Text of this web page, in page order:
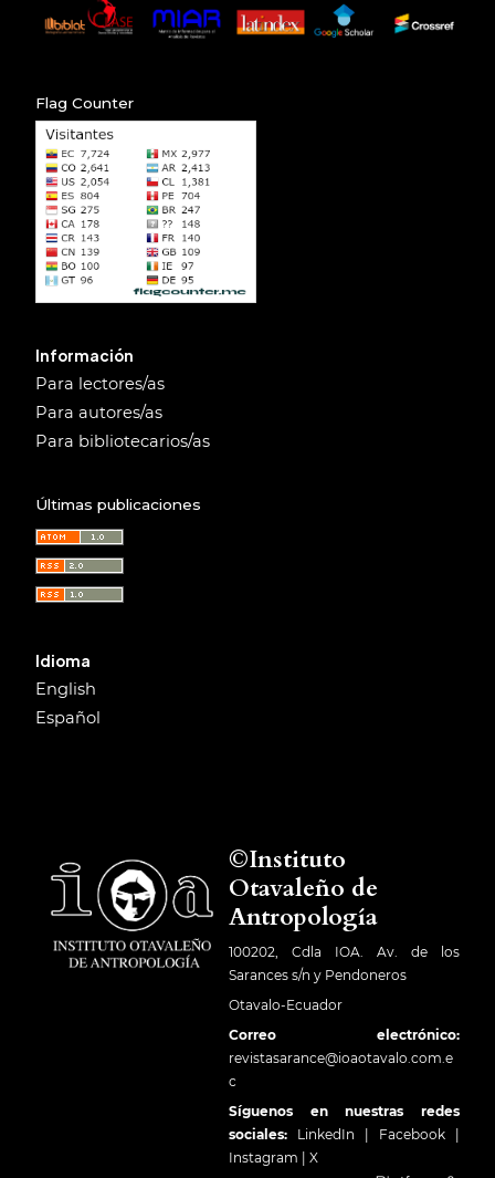
Flag Counter
Información
Para lectores/as
Para autores/as
Para bibliotecarios/as
Últimas publicaciones
Idioma
English
Español
©Instituto
Otavaleño de
Antropología
100202, Cdla IOA. Av. de los
Sarances s/n y Pendoneros
Otavalo-Ecuador
Correo electrónico:
revistasarance@ioaotavalo.com.e
c
Síguenos en nuestras redes
sociales: LinkedIn | Facebook |
Instagram | X